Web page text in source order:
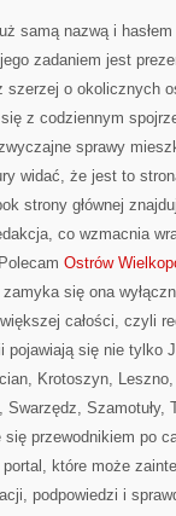
samą nazwą i
zadaniem jest
o okolicznych
z codziennym
sprawy
widać, że jest to
strony głównej
co wzmacnia
Ostrów
się ona
całości, czyli
pojawiają się nie tylko
Krotoszyn,
Szamotuły,
przewodnikiem po
które może
podpowiedzi i